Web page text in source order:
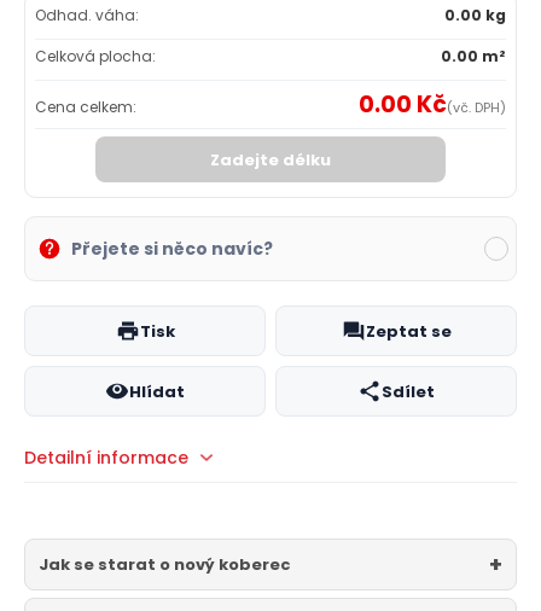
Odhad. váha:
0.00 kg
Celková plocha:
0.00 m²
Cena celkem: 0.00 Kč(vč. DPH)
Zadejte délku
Přejete si něco navíc?
Tisk Zeptat se
Hlídat Sdílet
Detailní informace
Jak se starat o nový koberec